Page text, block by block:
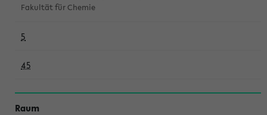
Fakultät für Chemie
5
45